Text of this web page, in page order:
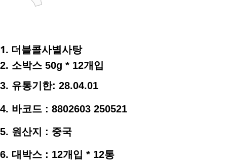
1. 더블콜사별사탕
2. 소박스 50g * 12개입
3. 유통기한: 28.04.01
4. 바코드 : 8802603 250521
5. 원산지 : 중국
6. 대박스 : 12개입 * 12통